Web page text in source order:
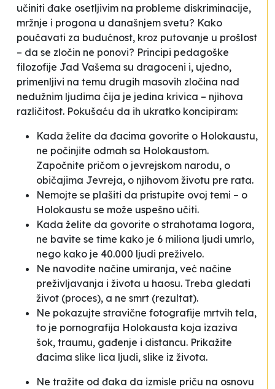
učiniti đake osetljivim na probleme diskriminacije,
mržnje i progona u današnjem svetu? Kako
poučavati za budućnost, kroz putovanje u prošlost
– da se zločin ne ponovi? Principi pedagoške
filozofije Jad Vašema su dragoceni i, ujedno,
primenljivi na temu drugih masovih zločina nad
nedužnim ljudima čija je jedina krivica – njihova
različitost. Pokušaću da ih ukratko koncipiram:
Kada želite da đacima govorite o Holokaustu,
ne počinjite odmah sa Holokaustom.
Započnite pričom o jevrejskom narodu, o
običajima Jevreja, o njihovom životu pre rata.
Nemojte se plašiti da pristupite ovoj temi – o
Holokaustu se može uspešno učiti.
Kada želite da govorite o strahotama logora,
ne bavite se time kako je 6 miliona ljudi umrlo,
nego kako je 40.000 ljudi preživelo.
Ne navodite načine umiranja, već načine
preživljavanja i života u haosu. Treba gledati
život (proces), a ne smrt (rezultat).
Ne pokazujte stravične fotografije mrtvih tela,
to je pornografija Holokausta koja izaziva
šok, traumu, gađenje i distancu. Prikažite
đacima slike lica ljudi, slike iz života.
Ne tražite od đaka da izmisle priču na osnovu